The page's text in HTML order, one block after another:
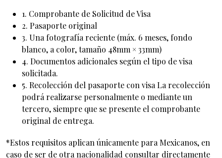
1. Comprobante de Solicitud de Visa
2. Pasaporte original
3. Una fotografía reciente (máx. 6 meses, fondo
blanco, a color, tamaño 48mm × 33mm)
4. Documentos adicionales según el tipo de visa
solicitada.
5. Recolección del pasaporte con visa La recolección
podrá realizarse personalmente o mediante un
tercero, siempre que se presente el comprobante
original de entrega.
*Estos requisitos aplican únicamente para Mexicanos, en
caso de ser de otra nacionalidad consultar directamente